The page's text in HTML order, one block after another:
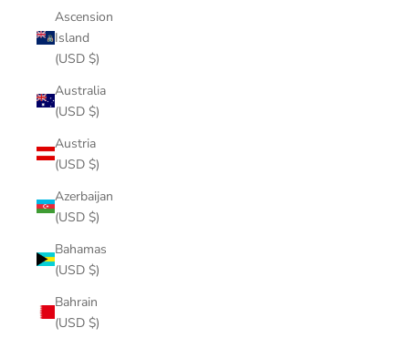
Ascension
Island
(USD $)
Australia
(USD $)
Austria
(USD $)
Azerbaijan
(USD $)
Bahamas
(USD $)
Bahrain
(USD $)